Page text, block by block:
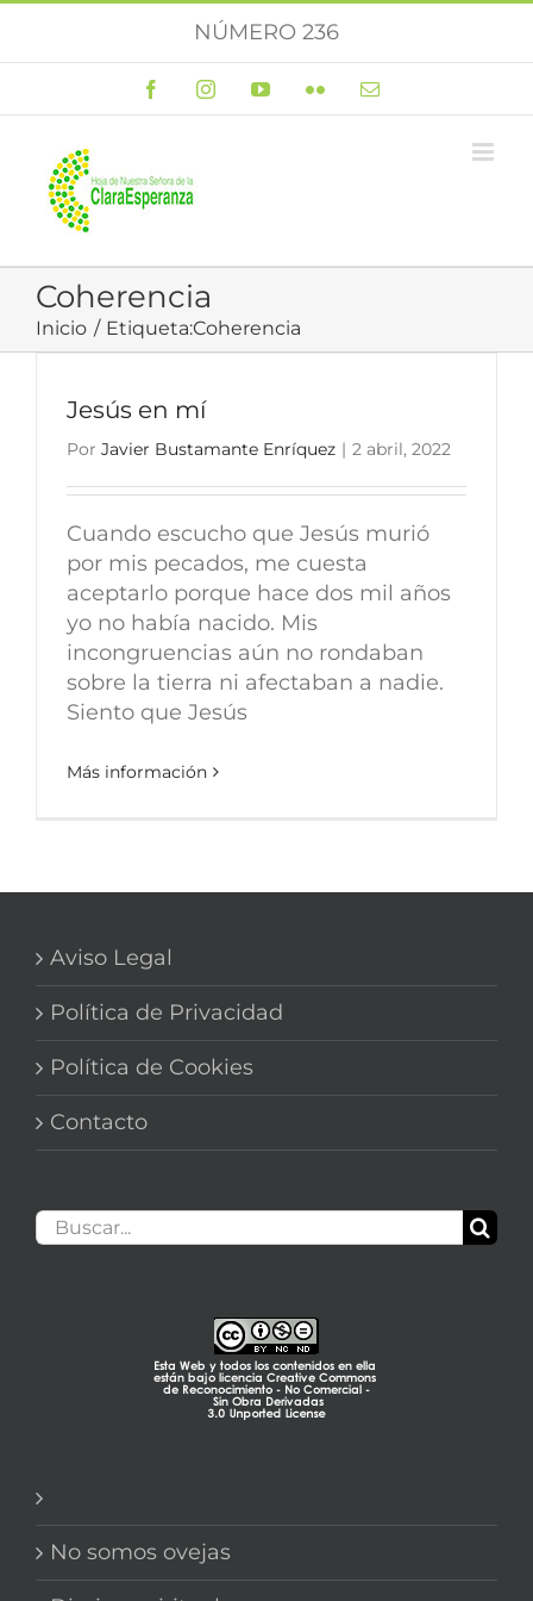
NÚMERO 236
FacebookInstagramYouTubeFlickr Correo
Coherencia
Inicio Etiqueta:Coherencia
Jesús en mí
Por Javier Bustamante Enríquez | 2 abril, 2022
Cuando escucho que Jesús murió
por mis pecados, me cuesta
aceptarlo porque hace dos mil años
yo no había nacido. Mis
incongruencias aún no rondaban
sobre la tierra ni afectaban a nadie.
Siento que Jesús
Más información
Aviso Legal
Política de Privacidad
Política de Cookies
Contacto
Buscar:
No somos ovejas